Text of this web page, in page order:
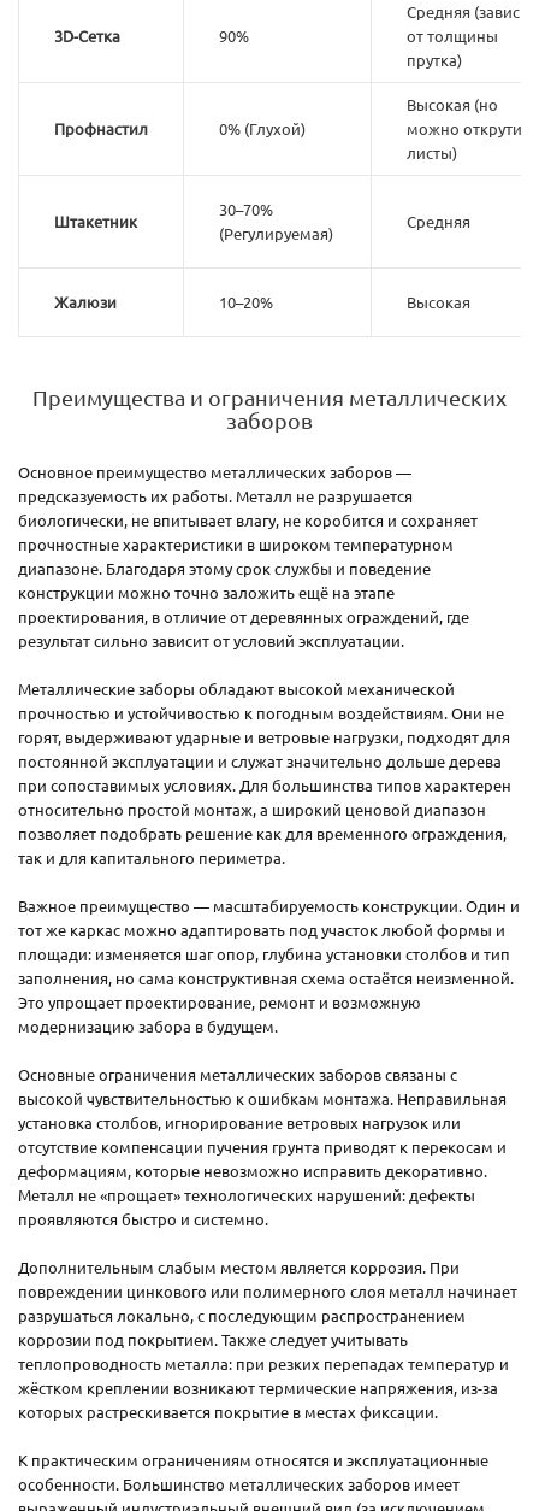
3D-Сетка 90%
Средняя (зависит
от толщины
прутка)
Профнастил 0% (Глухой)
Высокая (но
можно открутить
листы)
Штакетник
30–70%
(Регулируемая)
Средняя
Жалюзи 10–20% Высокая
Преимущества и ограничения металлических
заборов
Основное преимущество металлических заборов —
предсказуемость их работы. Металл не разрушается
биологически, не впитывает влагу, не коробится и сохраняет
прочностные характеристики в широком температурном
диапазоне. Благодаря этому срок службы и поведение
конструкции можно точно заложить ещё на этапе
проектирования, в отличие от деревянных ограждений, где
результат сильно зависит от условий эксплуатации.
Металлические заборы обладают высокой механической
прочностью и устойчивостью к погодным воздействиям. Они не
горят, выдерживают ударные и ветровые нагрузки, подходят для
постоянной эксплуатации и служат значительно дольше дерева
при сопоставимых условиях. Для большинства типов характерен
относительно простой монтаж, а широкий ценовой диапазон
позволяет подобрать решение как для временного ограждения,
так и для капитального периметра.
Важное преимущество — масштабируемость конструкции. Один и
тот же каркас можно адаптировать под участок любой формы и
площади: изменяется шаг опор, глубина установки столбов и тип
заполнения, но сама конструктивная схема остаётся неизменной.
Это упрощает проектирование, ремонт и возможную
модернизацию забора в будущем.
Основные ограничения металлических заборов связаны с
высокой чувствительностью к ошибкам монтажа. Неправильная
установка столбов, игнорирование ветровых нагрузок или
отсутствие компенсации пучения грунта приводят к перекосам и
деформациям, которые невозможно исправить декоративно.
Металл не «прощает» технологических нарушений: дефекты
проявляются быстро и системно.
Дополнительным слабым местом является коррозия. При
повреждении цинкового или полимерного слоя металл начинает
разрушаться локально, с последующим распространением
коррозии под покрытием. Также следует учитывать
теплопроводность металла: при резких перепадах температур и
жёстком креплении возникают термические напряжения, из-за
которых растрескивается покрытие в местах фиксации.
К практическим ограничениям относятся и эксплуатационные
особенности. Большинство металлических заборов имеет